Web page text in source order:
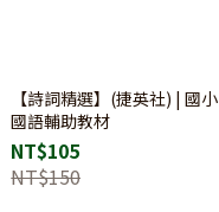
【詩詞精選】(捷英社) | 國小
國語輔助教材
NT$105
NT$150